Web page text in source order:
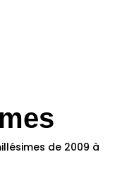
de 2009 à